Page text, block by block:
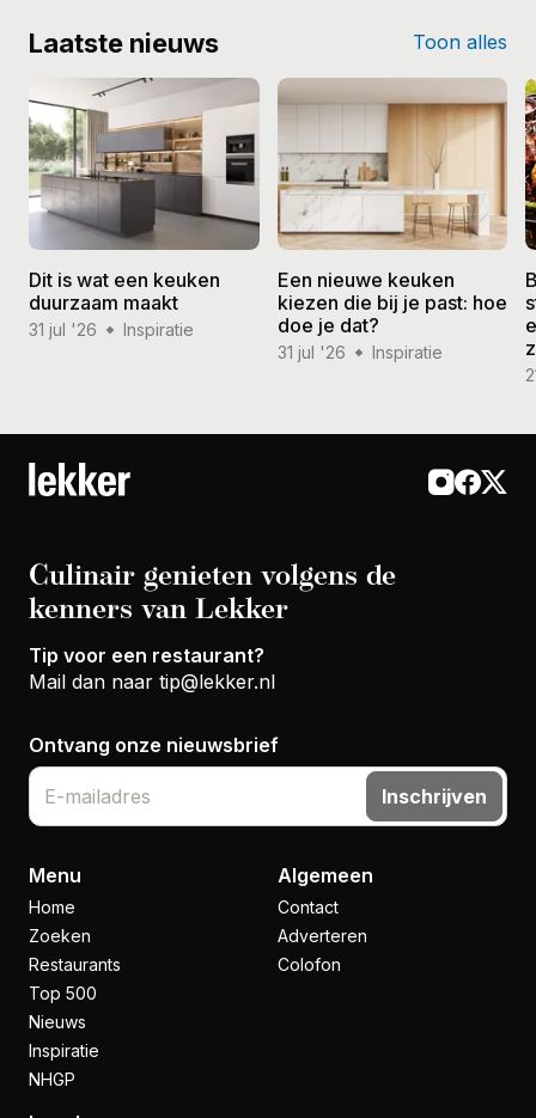
Laatste nieuws Toon alles
Dit is wat een keuken
duurzaam maakt
31 jul '26 Inspiratie
Een nieuwe keuken
kiezen die bij je past: hoe
doe je dat?
31 jul '26 Inspiratie
Culinair genieten volgens de
kenners van Lekker
Tip voor een restaurant?
Mail dan naar tip@lekker.nl
Ontvang onze nieuwsbrief
Inschrijven
Menu
Home
Zoeken
Restaurants
Top 500
Nieuws
Inspiratie
NHGP
Algemeen
Contact
Adverteren
Colofon